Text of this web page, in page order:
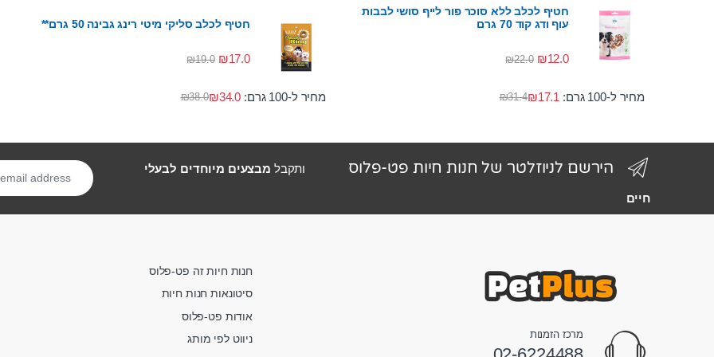
חטיף לכלב ללא סוכר פור לייף סושי לבבות
עוף ודג קוד 70 גרם
₪12.0
₪22.0
מחיר ל-100 גרם: ₪31.4₪17.1
חטיף לכלב סליקי מיטי רינג גבינה 50 גרם**
₪17.0
₪19.0
מחיר ל-100 גרם: ₪38.0₪34.0
הירשם לניוזלטר של חנות חיות פט-פלוס ותקבל מבצעים מיוחדים לבעלי
חיים
מרכז הזמנות
חנות חיות זה פט-פלוס
סיטונאות חנות חיות
אודות פט-פלוס
ניווט לפי מותג